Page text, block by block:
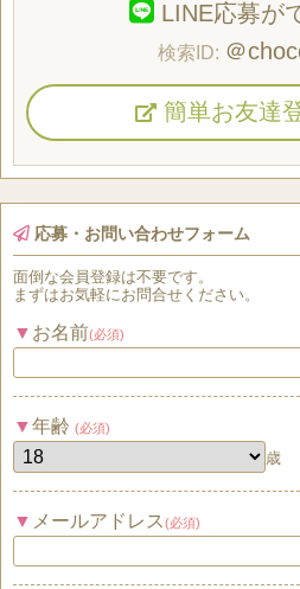
LINE応募が
＠
簡単お友達
応募・お問い合わせフォーム
面倒な会員登録は不要です。
まずはお気軽にお問合せください。
お名前(必須)
年齢 (必須)
歳
メールアドレス (必須)